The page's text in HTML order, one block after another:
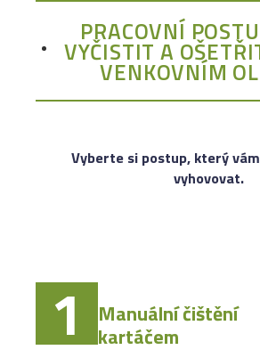
PRACOVNÍ
VYČISTIT A
VENKOVNÍM
Vyberte si postup, který
vyhovovat.
1 Manuální čištění
kartáčem